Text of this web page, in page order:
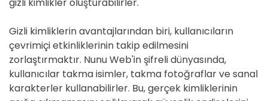
Gizli kimliklerin avantajlarından biri, kullanıcıların
çevrimiçi etkinliklerinin takip edilmesini
zorlaştırmaktır. Nunu Web'in şifreli dünyasında,
kullanıcılar takma isimler, takma fotoğraflar ve sanal
karakterler kullanabilirler. Bu, gerçek kimliklerinin